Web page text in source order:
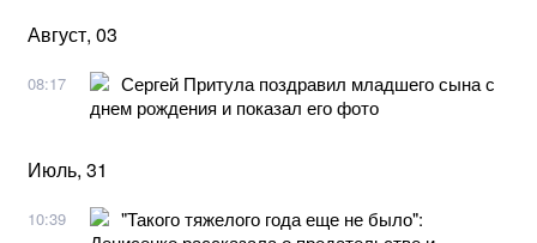
Август, 03
08:17
Сергей Притула поздравил младшего сына с
днем ​​рождения и показал его фото
Июль, 31
10:39
"Такого тяжелого года еще не было":